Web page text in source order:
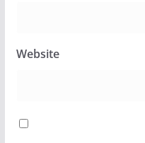
Website